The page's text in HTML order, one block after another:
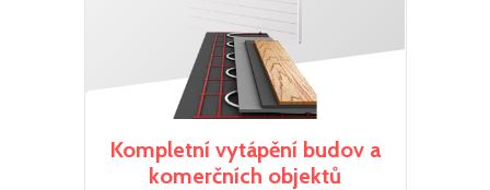
Kompletní vytápění budov a
komerčních objektů